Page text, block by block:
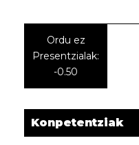
Ordu ez
Presentzialak:
-0.50
Konpetentziak